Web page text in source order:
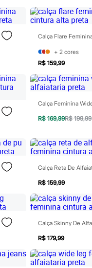
+ 2 cores
R$ 159,99
R$ 169,99R$ 199,99
R$ 159,99
R$ 179,99